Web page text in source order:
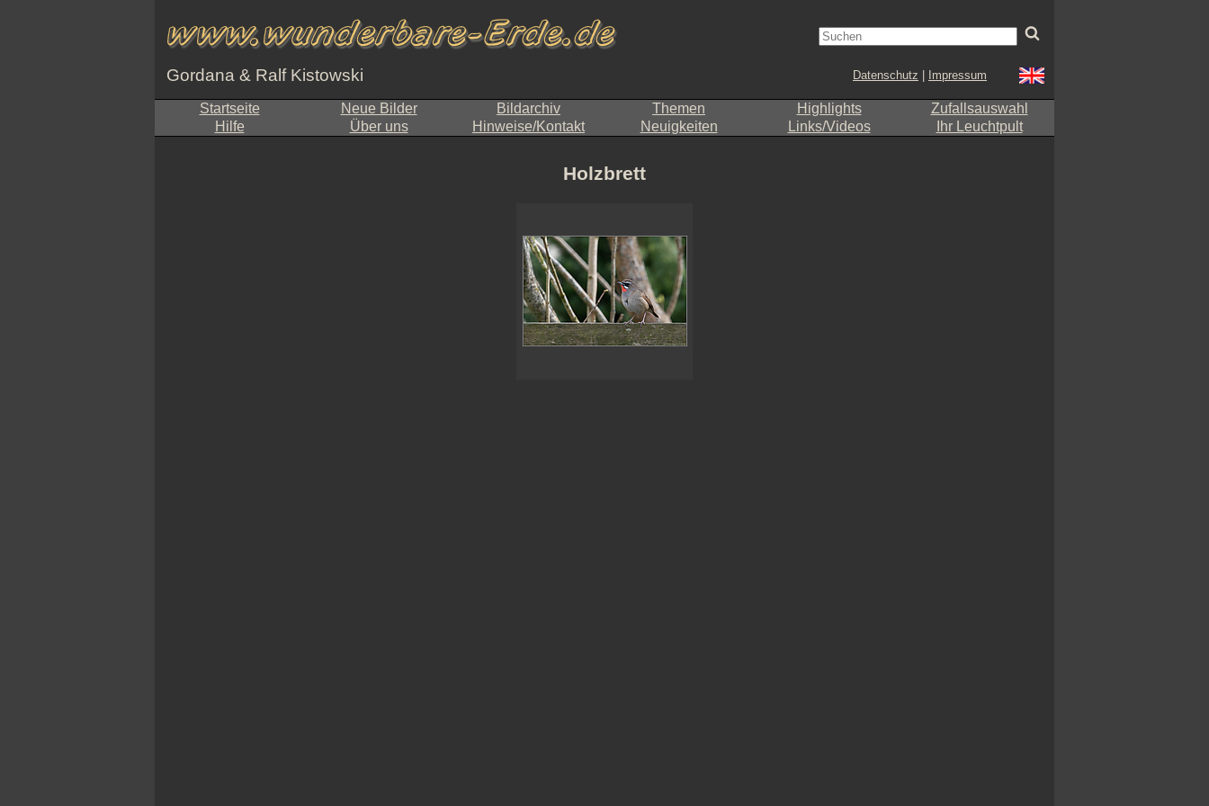
Gordana & Ralf Kistowski Datenschutz Impressum
Startseite Neue Bilder Bildarchiv Themen Highlights
Zufallsauswahl
Hilfe
Über uns Hinweise/Kontakt Neuigkeiten Links/Videos Ihr Leuchtpult
Holzbrett